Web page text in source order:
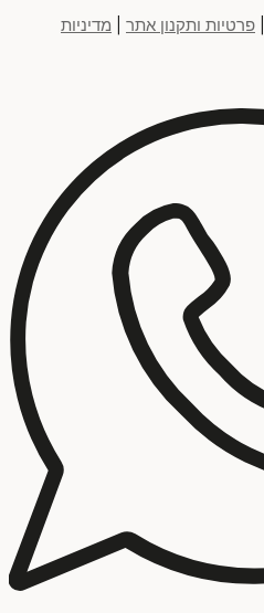
פרטיות ותקנון אתר
מדיניות